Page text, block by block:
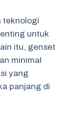
teknologi
untuk
itu, genset
minimal
yang
panjang di